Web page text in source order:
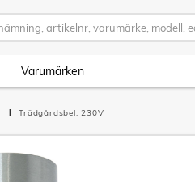
Varumärken
Trädgårdsbel. 230V